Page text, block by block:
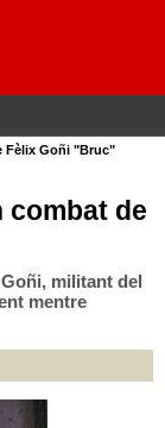
Fèlix Goñi "Bruc"
combat de
militant del
mentre